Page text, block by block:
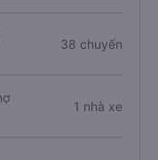
38 chuyến
1 nhà xe